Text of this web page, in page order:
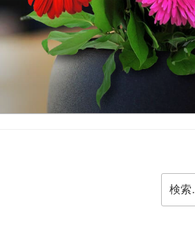
索: